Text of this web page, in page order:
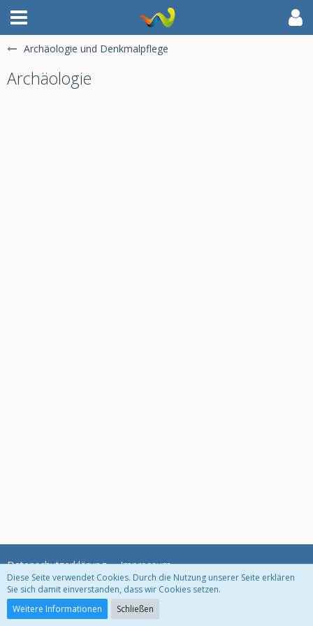
Archäologie und Denkmalpflege
Archäologie
Datenschutzerklärung Impressum
Community-Software:
Diese Seite verwendet Cookies. Durch die Nutzung unserer Seite erklären
Sie sich damit einverstanden, dass wir Cookies setzen.
Weitere Informationen
Schließen